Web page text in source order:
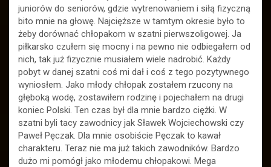
juniorów do seniorów, gdzie wytrenowaniem i siłą fizyczną
bito mnie na głowę. Najcięższe w tamtym okresie było to
żeby dorównać chłopakom w szatni pierwszoligowej. Ja
piłkarsko czułem się mocny i na pewno nie odbiegałem od
nich, tak już fizycznie musiałem wiele nadrobić. Każdy
pobyt w danej szatni coś mi dał i coś z tego pozytywnego
wyniosłem. Jako młody chłopak zostałem rzucony na
głęboką wodę, zostawiłem rodzinę i pojechałem na drugi
koniec Polski. Ten czas był dla mnie bardzo ciężki. W
szatni byli tacy zawodnicy jak Sławek Wojciechowski czy
Paweł Pęczak. Dla mnie osobiście Pęczak to kawał
charakteru. Teraz nie ma już takich zawodników. Bardzo
dużo mi pomógł jako młodemu chłopakowi. Mega